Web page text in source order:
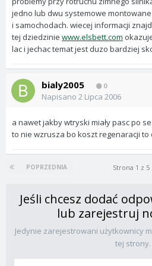
jedno lub dwu systemowe
i samochodach. wiecej informacji
tej dziedzinie www.elsbett.com
lac i jechac temat jest duzo bardziej
bialy2005 0
Napisano 2 Lipca 2006
a nawet jakby wtryski miały pasc po
to nie wzrusza bo koszt regenaracji to
POPRZEDNIA Strona 1 z 5
Jeśli chcesz dodać
lub zarejestruj
Jedynie zarejestrowani użytkownicy
tej strony.